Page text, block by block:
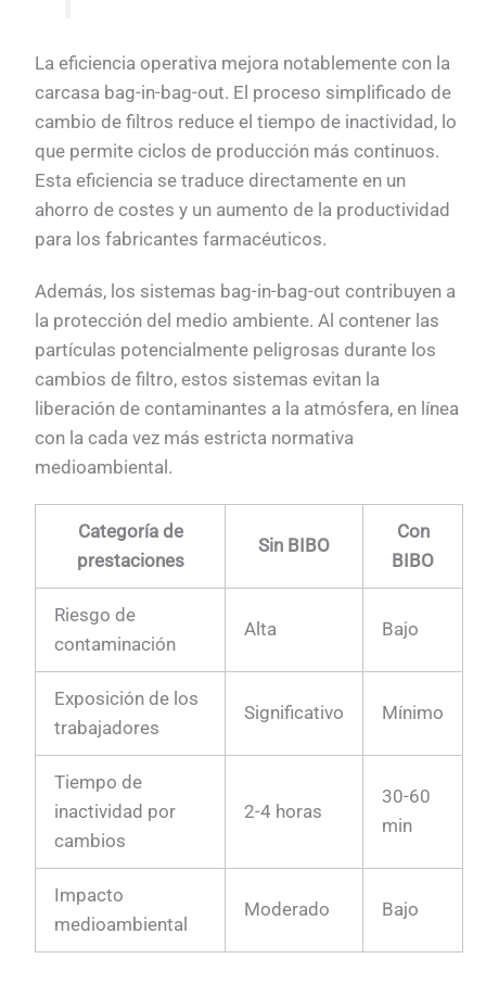
La eficiencia operativa mejora notablemente con la
carcasa bag-in-bag-out. El proceso simplificado de
cambio de filtros reduce el tiempo de inactividad, lo
que permite ciclos de producción más continuos.
Esta eficiencia se traduce directamente en un
ahorro de costes y un aumento de la productividad
para los fabricantes farmacéuticos.
Además, los sistemas bag-in-bag-out contribuyen a
la protección del medio ambiente. Al contener las
partículas potencialmente peligrosas durante los
cambios de filtro, estos sistemas evitan la
liberación de contaminantes a la atmósfera, en línea
con la cada vez más estricta normativa
medioambiental.
Categoría de
prestaciones
Sin BIBO
Con
BIBO
Riesgo de
contaminación
Alta Bajo
Exposición de los
trabajadores
Significativo Mínimo
Tiempo de
inactividad por
cambios
2-4 horas
30-60
min
Impacto
medioambiental
Moderado Bajo